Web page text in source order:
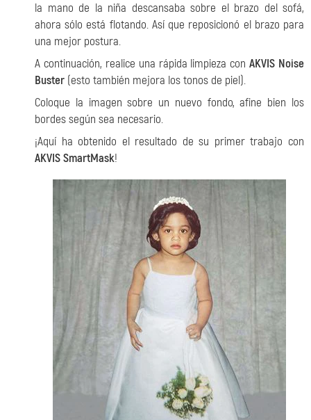
la mano de la niña descansaba sobre el brazo del sofá,
ahora sólo está flotando. Así que reposicionó el brazo para
una mejor postura.
A continuación, realice una rápida limpieza conAKVIS Noise
Buster (esto también mejora los tonos de piel).
Coloque la imagen sobre un nuevo fondo, afine bien los
bordes según sea necesario.
¡Aquí ha obtenido el resultado de su primer trabajo con
AKVIS SmartMask!